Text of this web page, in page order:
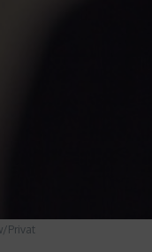
Privat